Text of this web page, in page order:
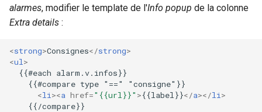
alarmes, modifier le template de l'Info popup de la colonne
Extra details :
<strong>Consignes</strong>
<ul>
  {{#each alarm.v.infos}}
    {{#compare type "==" "consigne"}}
<li><a href="{{url}}" >{{label}}</a></li>
    {{/compare}}